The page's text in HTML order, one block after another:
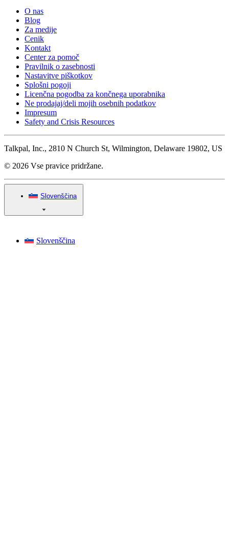
O nas
Blog
Za medije
Cenik
Kontakt
Center za pomoč
Pravilnik o zasebnosti
Nastavitve piškotkov
Splošni pogoji
Licenčna pogodba za končnega uporabnika
Ne prodajaj/deli mojih osebnih podatkov
Impresum
Safety and Crisis Resources
Talkpal, Inc., 2810 N Church St, Wilmington, Delaware 19802, US
© 2026 Vse pravice pridržane.
Slovenščina
Slovenščina